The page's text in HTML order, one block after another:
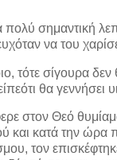
πολύ σημαντική
να του
τότε σίγουρα
θα γεννήσει
στον Θεό
και κατά την ώρα
τον